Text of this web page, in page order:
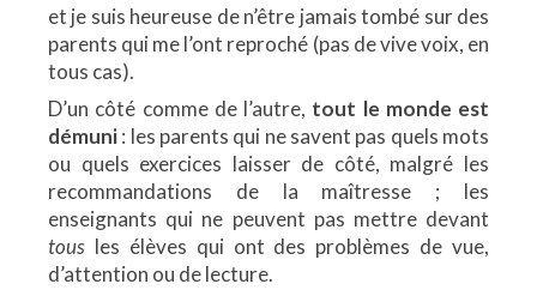
et je suis heureuse de n’être jamais tombé sur des
parents qui me l’ont reproché (pas de vive voix, en
tous cas).
D’un côté comme de l’autre, tout le monde est
démuni: les parents qui ne savent pas quels mots
ou quels exercices laisser de côté, malgré les
recommandations de la maîtresse ; les
enseignants qui ne peuvent pas mettre devant
tous les élèves qui ont des problèmes de vue,
d’attention ou de lecture.